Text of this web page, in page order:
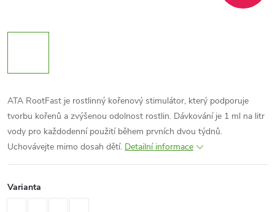
ATA RootFast je rostlinný kořenový stimulátor, který podporuje
tvorbu kořenů a zvýšenou odolnost rostlin. Dávkování je 1 ml na litr
vody pro každodenní použití během prvních dvou týdnů.
Uchovávejte mimo dosah dětí. Detailní informace
Varianta